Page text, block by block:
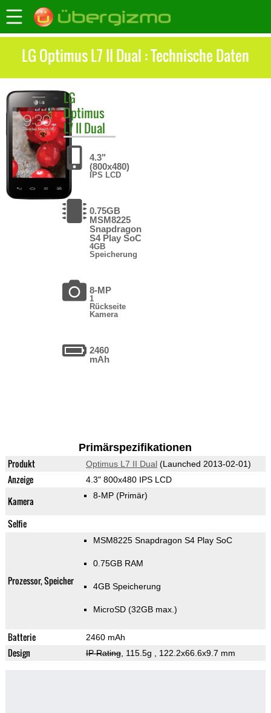
LG Optimus L7 II Dual : Technische Daten
LG
Optimus
L7 II Dual
4.3"
(800x480)
IPS LCD
0.75GB
MSM8225
Snapdragon
S4 Play SoC
4GB
Speicherung
8-MP
1
Rückseite
Kamera
2460
mAh
Primärspezifikationen
Produkt Optimus L7 II Dual(Launched 2013-02-01)
Anzeige 4.3" 800x480 IPS LCD
Kamera 8-MP (Primär)
Selfie
Prozessor, Speicher
MSM8225 Snapdragon S4 Play SoC
0.75GB RAM
4GB Speicherung
MicroSD (32GB max.)
Batterie 2460 mAh
Design IP Rating, 115.5g , 122.2x66.6x9.7 mm